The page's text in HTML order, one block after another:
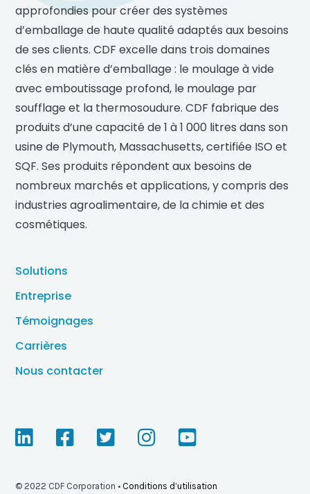
approfondies pour créer des systèmes
d’emballage de haute qualité adaptés aux besoins
de ses clients. CDF excelle dans trois domaines
clés en matière d’emballage : le moulage à vide
avec emboutissage profond, le moulage par
soufflage et la thermosoudure. CDF fabrique des
produits d’une capacité de 1 à 1 000 litres dans son
usine de Plymouth, Massachusetts, certifiée ISO et
SQF. Ses produits répondent aux besoins de
nombreux marchés et applications, y compris des
industries agroalimentaire, de la chimie et des
cosmétiques.
Solutions
Entreprise
Témoignages
Carrières
Nous contacter
D
D
D
D
D
© 2022 CDF Corporation • Conditions d’utilisation